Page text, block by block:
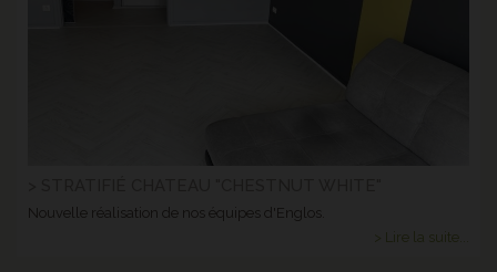
Nouvelle réalisation de nos équipes d'Englos.
> Lire la suite...